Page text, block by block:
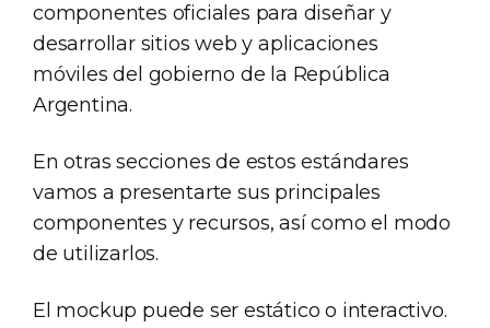
componentes oficiales para diseñar y
desarrollar sitios web y aplicaciones
móviles del gobierno de la República
Argentina.
En otras secciones de estos estándares
vamos a presentarte sus principales
componentes y recursos, así como el modo
de utilizarlos.
El mockup puede ser estático o interactivo.